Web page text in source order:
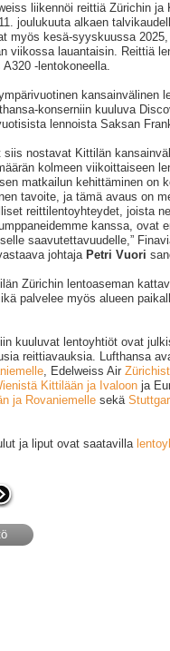
liikennöi reittiä Zürichin ja
joulukuuta alkaen
myös kesä-syyskuussa
viikossa lauantaisin. Reittiä
-lentokoneella.
kansainvälinen
konserniin kuuluva
lennoista Saksan
siis nostavat Kittilän
kolmeen viikoittaiseen
matkailun kehittäminen on
tavoite, ja tämä avaus on
reittilentoyhteydet, joista
kanssa, ovat
saavutettavuudelle,”
johtaja Petri Vuori
Zürichin lentoaseman
palvelee myös alueen
kuuluvat lentoyhtiöt ovat
reittiavauksia. Lufthansa
, Edelweiss Air
Kittilään ja Ivaloonja
ja Rovaniemellesekä
ja liput ovat saatavilla